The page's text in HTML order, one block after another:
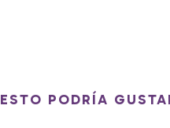
ESTO PODRÍA